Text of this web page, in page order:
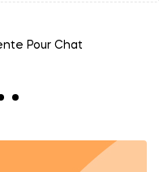
Pour Chat